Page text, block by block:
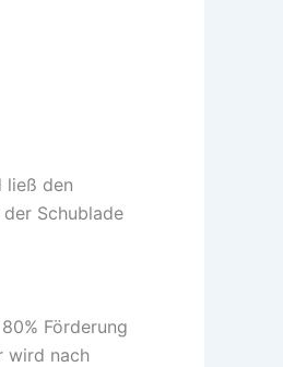
ließ den
Schublade
Förderung
wird nach